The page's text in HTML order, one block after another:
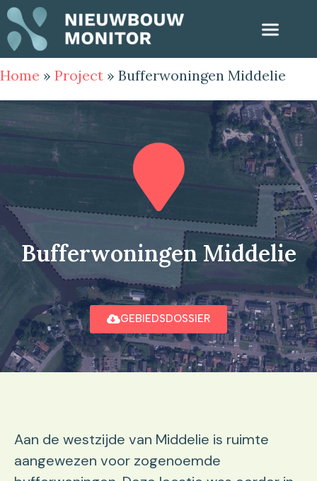
Home » Project » Bufferwoningen Middelie
Bufferwoningen Middelie
GEBIEDSDOSSIER
Aan de westzijde van Middelie is ruimte
aangewezen voor zogenoemde